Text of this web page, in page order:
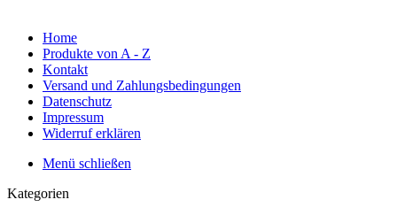
Home
Produkte von A - Z
Kontakt
Versand und Zahlungsbedingungen
Datenschutz
Impressum
Widerruf erklären
Menü schließen
Kategorien